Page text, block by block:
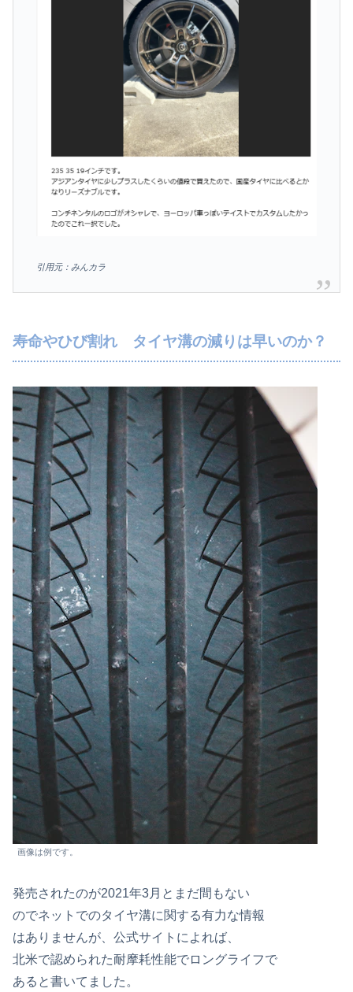
引用元：みんカラ
寿命やひび割れ タイヤ溝の減りは早いのか？
画像は例です。
発売されたのが2021年3月とまだ間もない
のでネットでのタイヤ溝に関する有力な情報
はありませんが、公式サイトによれば、
北米で認められた耐摩耗性能でロングライフで
あると書いてました。